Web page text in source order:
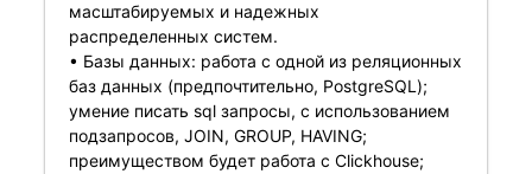
масштабируемых и надежных
распределенных систем.
• Базы данных: работа с одной из реляционных
баз данных (предпочтительно, PostgreSQL);
умение писать sql запросы, с использованием
подзапросов, JOIN, GROUP, HAVING;
преимуществом будет работа с Clickhouse;